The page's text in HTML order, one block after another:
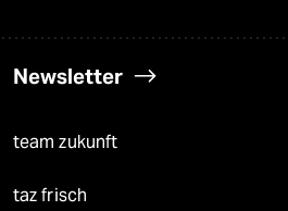
Newsletter
team zukunft
taz frisch